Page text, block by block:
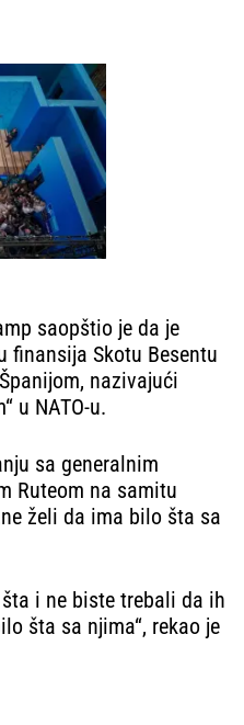
saopštio je da je
finansija Skotu Besentu
nazivajući
u NATO-u.
sa generalnim
Ruteom na samitu
želi da ima bilo šta sa
i ne biste trebali da ih
šta sa njima“, rekao je